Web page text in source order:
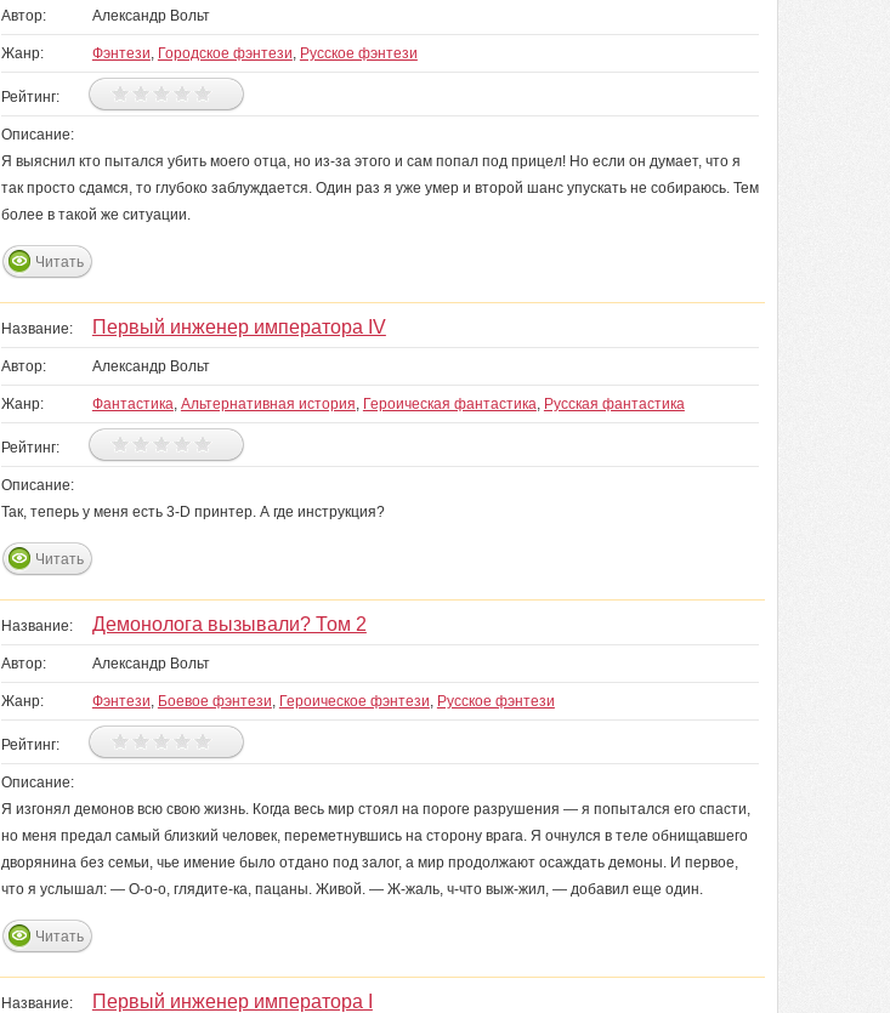
Автор: Александр Вольт
Жанр: Фэнтези, Городское фэнтези, Русское фэнтези
Рейтинг:
Описание:
Я выяснил кто пытался убить моего отца, но из-за этого и сам попал под прицел! Но если он думает, что я
так просто сдамся, то глубоко заблуждается. Один раз я уже умер и второй шанс упускать не собираюсь. Тем
более в такой же ситуации.
Читать
Название: Первый инженер императора IV
Автор: Александр Вольт
Жанр: Фантастика, Альтернативная история, Героическая фантастика, Русская фантастика
Рейтинг:
Описание:
Так, теперь у меня есть 3-D принтер. А где инструкция?
Читать
Название: Демонолога вызывали? Том 2
Автор: Александр Вольт
Жанр: Фэнтези, Боевое фэнтези, Героическое фэнтези, Русское фэнтези
Рейтинг:
Описание:
Я изгонял демонов всю свою жизнь. Когда весь мир стоял на пороге разрушения — я попытался его спасти,
но меня предал самый близкий человек, переметнувшись на сторону врага. Я очнулся в теле обнищавшего
дворянина без семьи, чье имение было отдано под залог, а мир продолжают осаждать демоны. И первое,
что я услышал: — О-о-о, глядите-ка, пацаны. Живой. — Ж-жаль, ч-что выж-жил, — добавил еще один.
Читать
Название: Первый инженер императора I